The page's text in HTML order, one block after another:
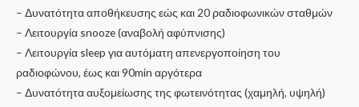
– Δυνατότητα αποθήκευσης εώς και 20 ραδιοφωνικών σταθμών
– Λειτουργία snooze (αναβολή αφύπνισης)
– Λειτουργία sleep για αυτόματη απενεργοποίηση του
ραδιοφώνου, έως και 90min αργότερα
– Δυνατότητα αυξομείωσης της φωτεινότητας (χαμηλή, υψηλή)